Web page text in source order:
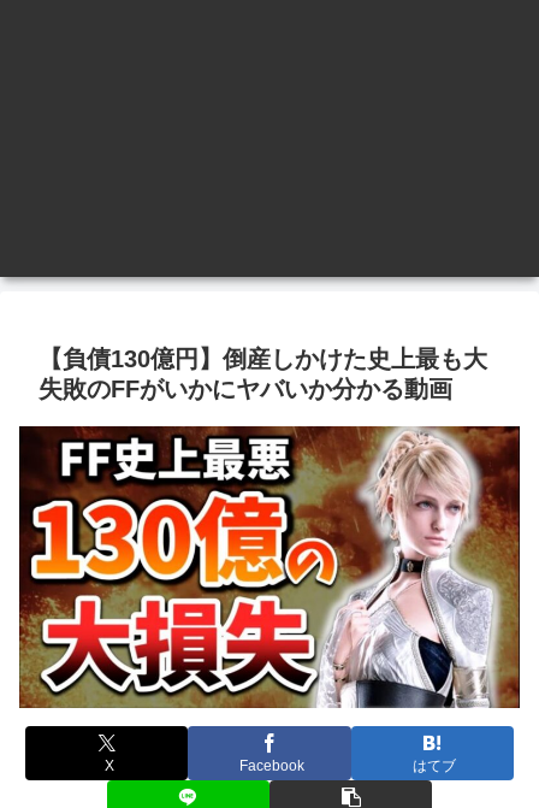
【負債130億円】倒産しかけた史上最も大
失敗のFFがいかにヤバいか分かる動画
X Facebook はてブ